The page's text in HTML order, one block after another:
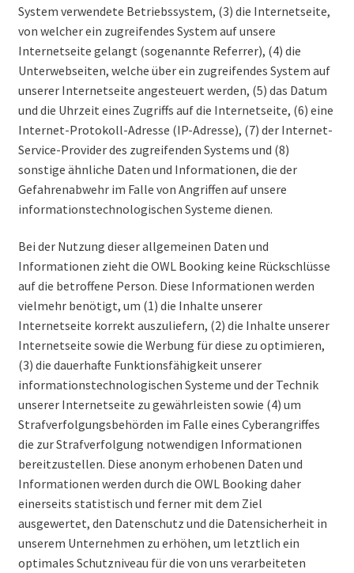
System verwendete Betriebssystem, (3) die Internetseite,
von welcher ein zugreifendes System auf unsere
Internetseite gelangt (sogenannte Referrer), (4) die
Unterwebseiten, welche über ein zugreifendes System auf
unserer Internetseite angesteuert werden, (5) das Datum
und die Uhrzeit eines Zugriffs auf die Internetseite, (6) eine
Internet-Protokoll-Adresse (IP-Adresse), (7) der Internet-
Service-Provider des zugreifenden Systems und (8)
sonstige ähnliche Daten und Informationen, die der
Gefahrenabwehr im Falle von Angriffen auf unsere
informationstechnologischen Systeme dienen.
Bei der Nutzung dieser allgemeinen Daten und
Informationen zieht die OWL Booking keine Rückschlüsse
auf die betroffene Person. Diese Informationen werden
vielmehr benötigt, um (1) die Inhalte unserer
Internetseite korrekt auszuliefern, (2) die Inhalte unserer
Internetseite sowie die Werbung für diese zu optimieren,
(3) die dauerhafte Funktionsfähigkeit unserer
informationstechnologischen Systeme und der Technik
unserer Internetseite zu gewährleisten sowie (4) um
Strafverfolgungsbehörden im Falle eines Cyberangriffes
die zur Strafverfolgung notwendigen Informationen
bereitzustellen. Diese anonym erhobenen Daten und
Informationen werden durch die OWL Booking daher
einerseits statistisch und ferner mit dem Ziel
ausgewertet, den Datenschutz und die Datensicherheit in
unserem Unternehmen zu erhöhen, um letztlich ein
optimales Schutzniveau für die von uns verarbeiteten